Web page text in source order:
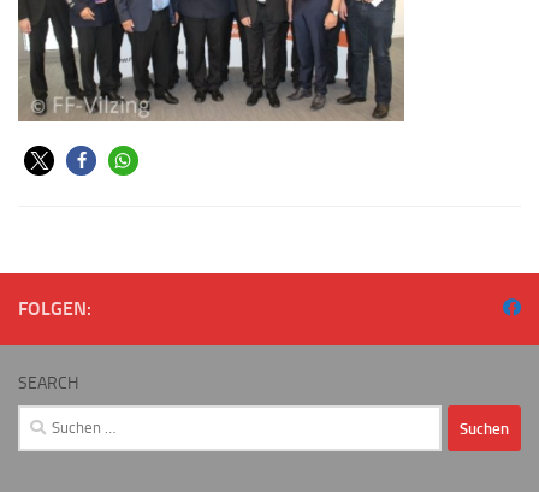
FOLGEN:
SEARCH
Suchen
nach: